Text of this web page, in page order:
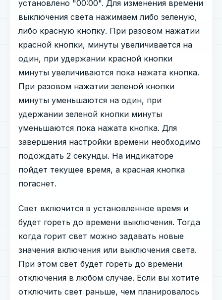
установлено "00:00". Для изменения времени
выключения света нажимаем либо зеленую,
либо красную кнопку. При разовом нажатии
красной кнопки, минуты увеличивается на
один, при удержании красной кнопки
минуты увеличиваются пока нажата кнопка.
При разовом нажатии зеленой кнопки
минуты уменьшаются на один, при
удержании зеленой кнопки минуты
уменьшаются пока нажата кнопка. Для
завершения настройки времени необходимо
подождать 2 секунды. На индикаторе
пойдет текущее время, а красная кнопка
погаснет.
Свет включится в установленное время и
будет гореть до времени выключения. Тогда
когда горит свет можно задавать новые
значения включения или выключения света.
При этом свет будет гореть до времени
отключения в любом случае. Если вы хотите
отключить свет раньше, чем планировалось